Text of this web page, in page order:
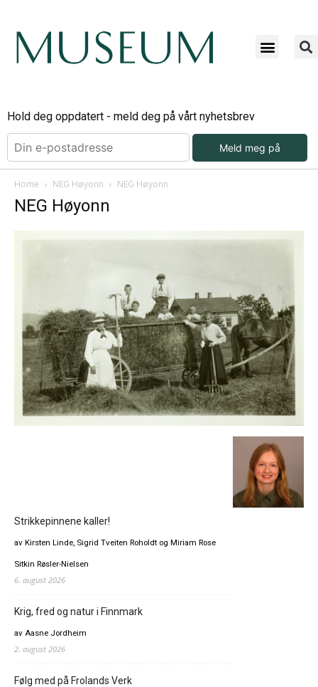
Hold deg oppdatert - meld deg på vårt nyhetsbrev
Meld meg på
Home NEG Høyonn NEG Høyonn
NEG Høyonn
Strikkepinnene kaller!
av Kirsten Linde, Sigrid Tveiten Roholdt og Miriam Rose
Sitkin Røsler-Nielsen
6. august 2026
Krig, fred og natur i Finnmark
av Aasne Jordheim
2. august 2026
Følg med på Frolands Verk